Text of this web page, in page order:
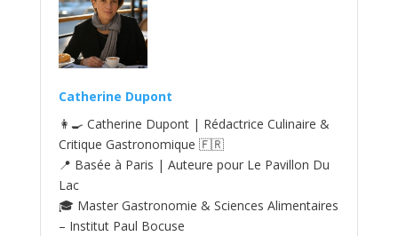
Catherine Dupont
👩‍🍳 Catherine Dupont | Rédactrice Culinaire &
Critique Gastronomique 🇫🇷
📍 Basée à Paris | Auteure pour Le Pavillon Du
Lac
🎓 Master Gastronomie & Sciences Alimentaires
– Institut Paul Bocuse